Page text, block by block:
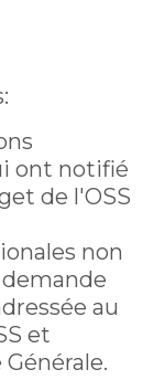
ont notifié
de l'OSS
non
au
et